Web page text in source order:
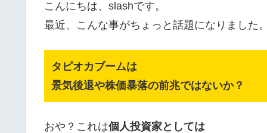
こんにちは、slashです。
最近、こんな事がちょっと話題になりました
タピオカブームは
景気後退や株価暴落の前兆ではないか？
おや？これは個人投資家としては